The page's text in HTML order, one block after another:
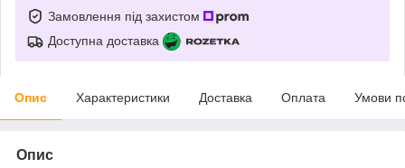
Замовлення під захистом
Доступна доставка
Опис Характеристики Доставка Оплата Умови
Опис